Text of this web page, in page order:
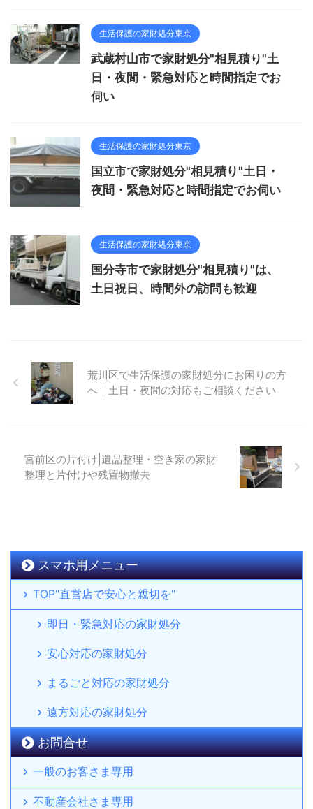
生活保護の家財処分東京
武蔵村山市で家財処分"相見積り"土
日・夜間・緊急対応と時間指定でお
伺い
生活保護の家財処分東京
国立市で家財処分"相見積り"土日・
夜間・緊急対応と時間指定でお伺い
生活保護の家財処分東京
国分寺市で家財処分"相見積り"は、
土日祝日、時間外の訪問も歓迎
荒川区で生活保護の家財処分にお困りの方
へ｜土日・夜間の対応もご相談ください
宮前区の片付け|遺品整理・空き家の家財
整理と片付けや残置物撤去
スマホ用メニュー
TOP"直営店で安心と親切を"
即日・緊急対応の家財処分
安心対応の家財処分
まるごと対応の家財処分
遠方対応の家財処分
お問合せ
一般のお客さま専用
不動産会社さま専用